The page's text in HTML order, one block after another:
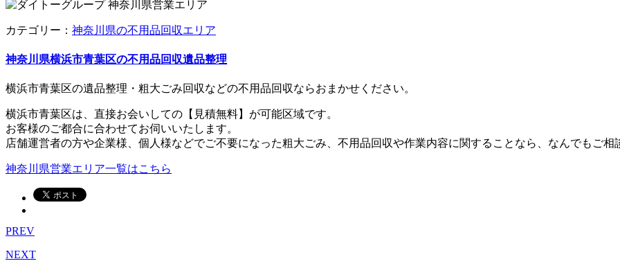
カテゴリー： 神奈川県の不用品回収エリア
神奈川県横浜市青葉区の不用品回収遺品整理
横浜市青葉区の遺品整理・粗大ごみ回収などの不用品回収ならおまかせください。
横浜市青葉区は、直接お会いしての【見積無料】が可能区域です。
お客様のご都合に合わせてお伺いいたします。
店舗運営者の方や企業様、個人様などでご不要になった粗大ごみ、不用品回収や作業内容に関することなら、なんでもご相
神奈川県営業エリア一覧はこちら
PREV
NEXT